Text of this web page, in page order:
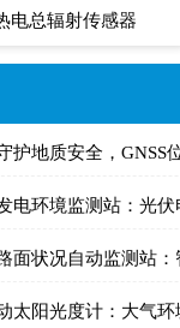
电总辐射传感器
地质安全，GNSS位移监
环境监测站：光伏电站
状况自动监测站：智能监
阳光度计：大气环境太